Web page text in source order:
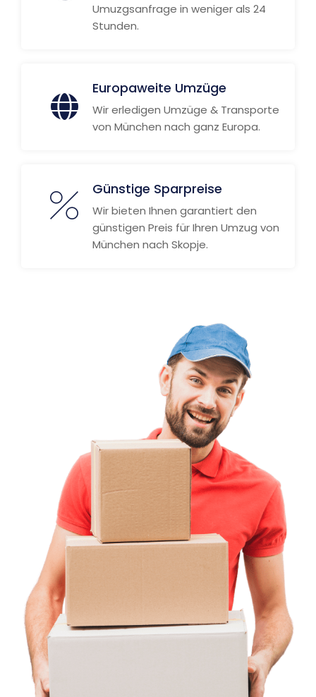
Umuzgsanfrage in weniger als 24
Stunden.
Europaweite Umzüge
Wir erledigen Umzüge & Transporte
von München nach ganz Europa.
Günstige Sparpreise
Wir bieten Ihnen garantiert den
günstigen Preis für Ihren Umzug von
München nach Skopje.